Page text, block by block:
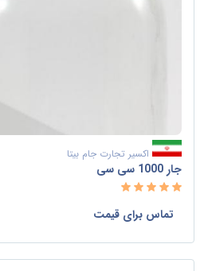
اکسیر تجارت جام بیتا
جار 1000 سی سی
تماس برای قیمت